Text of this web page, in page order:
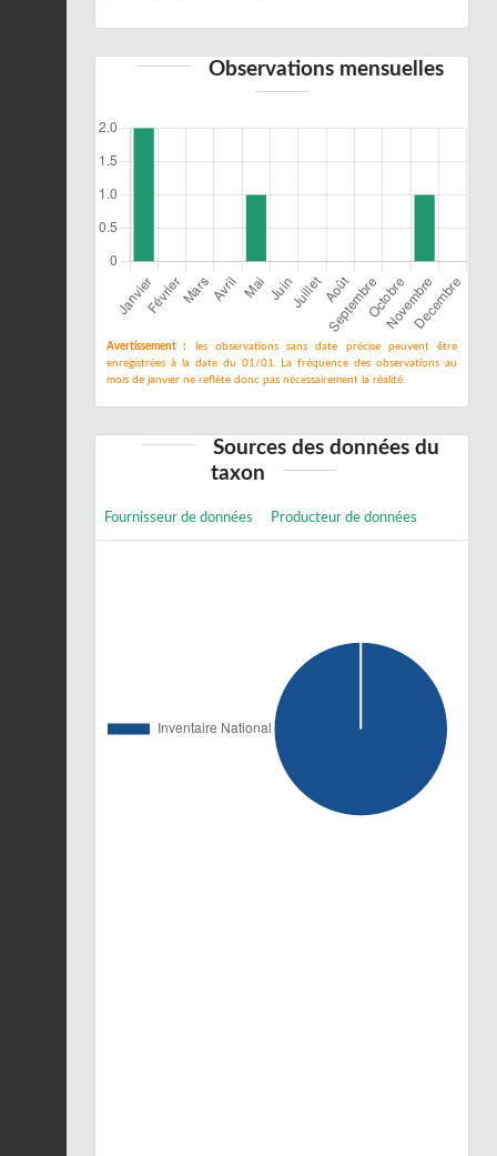
Observations mensuelles
Avertissement :
les observations sans date précise peuvent être
enregistrées à la date du 01/01. La fréquence des observations au
mois de janvier ne reflète donc pas nécessairement la réalité.
Sources des données du
taxon
Fournisseur de données Producteur de données